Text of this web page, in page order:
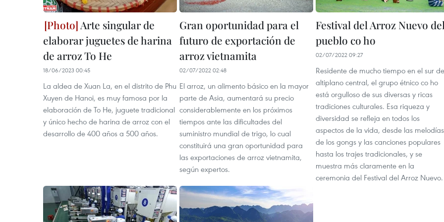
Arte singular de
elaborar juguetes de harina
de arroz To He
18/06/2023 00:45
La aldea de Xuan La, en el distrito de Phu
Xuyen de Hanoi, es muy famosa por la
elaboración de To He, juguete tradicional
y único hecho de harina de arroz con el
desarrollo de 400 años a 500 años.
Gran oportunidad para el
futuro de exportación de
arroz vietnamita
02/07/2022 02:48
El arroz, un alimento básico en la mayor
parte de Asia, aumentará su precio
considerablemente en los próximos
tiempos ante las dificultades del
suministro mundial de trigo, lo cual
constituirá una gran oportunidad para
las exportaciones de arroz vietnamita,
según expertos.
Festival del Arroz Nuevo
pueblo co ho
02/07/2022 09:27
Residente de mucho tiempo en el sur
altiplano central, el grupo étnico co ho
está orgulloso de sus diversas y ricas
tradiciones culturales. Esa riqueza y
diversidad se refleja en todos los
aspectos de la vida, desde las melodías
de los gongs y las canciones populares
hasta los trajes tradicionales, y se
muestra más claramente en la
ceremonia del Festival del Arroz Nuevo.